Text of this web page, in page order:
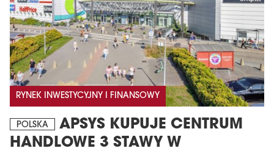
RYNEK INWESTYCYJNY I FINANSOWY
POLSKA
APSYS KUPUJE CENTRUM
HANDLOWE 3 STAWY W